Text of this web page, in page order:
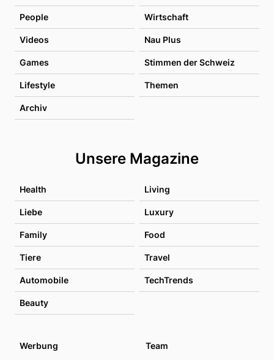
People Wirtschaft
Videos Nau Plus
Games Stimmen der Schweiz
Lifestyle Themen
Archiv
Unsere Magazine
Health Living
Liebe Luxury
Family Food
Tiere Travel
Automobile TechTrends
Beauty
Werbung Team